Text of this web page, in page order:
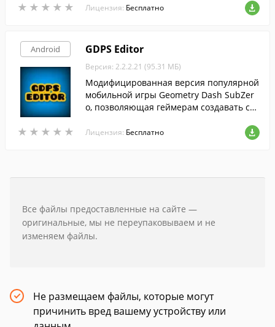
★ ★ ★ ★ ★
★ ★ ★ ★ ★ Лицензия: Бесплатно
Android
★ ★ ★ ★ ★
★ ★ ★ ★ ★
GDPS Editor
Версия: 2.2.2.21 (95.31 МБ)
Модифицированная версия популярной
мобильной игры Geometry Dash SubZer
o, позволяющая геймерам создавать сво
Лицензия: Бесплатно
Все файлы предоставленные на сайте —
оригинальные, мы не переупаковываем и не
изменяем файлы.
Не размещаем файлы, которые могут
причинить вред вашему устройству или